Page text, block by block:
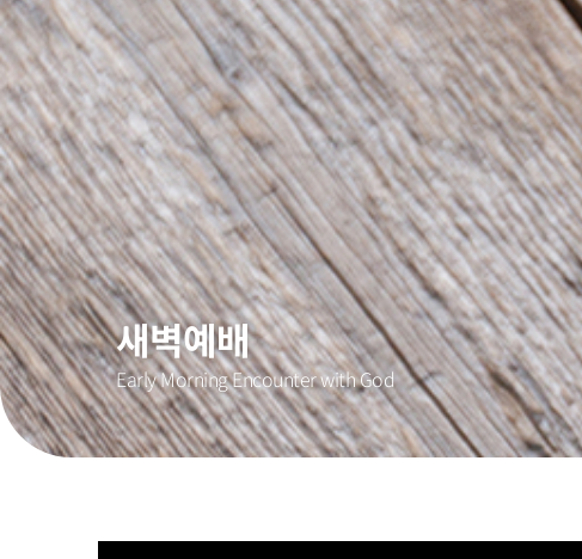
새벽예배
Early Morning Encounter with God